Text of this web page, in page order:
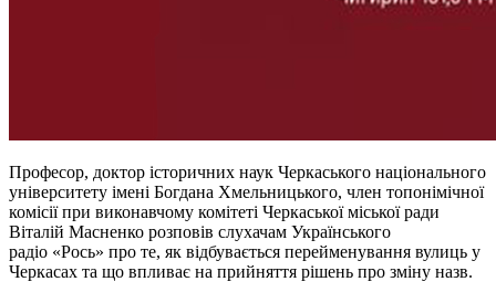
Професор, доктор історичних наук Черкаського національного
університету імені Богдана Хмельницького, член топонімічної
комісії при виконавчому комітеті Черкаської міської ради
Віталій Масненко розповів слухачам Українського
радіо «Рось» про те, як відбувається перейменування вулиць у
Черкасах та що впливає на прийняття рішень про зміну назв.